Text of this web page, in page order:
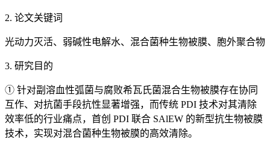
2. 论文关键词
光动力灭活、弱碱性电解水、混合菌种生物被膜、胞外聚合物
3. 研究目的
① 针对副溶血性弧菌与腐败希瓦氏菌混合生物被膜存在协同
互作、对抗菌手段抗性显著增强，而传统 PDI 技术对其清除
效率低的行业痛点，首创 PDI 联合 SAlEW 的新型抗生物被膜
技术，实现对混合菌种生物被膜的高效清除。